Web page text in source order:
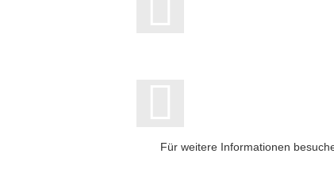
Für weitere Informationen